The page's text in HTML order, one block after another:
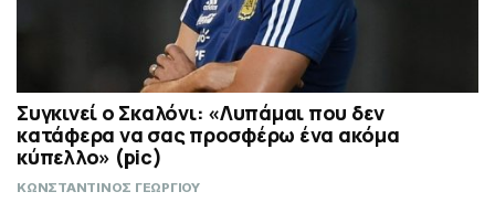
Συγκινεί ο Σκαλόνι: «Λυπάμαι που δεν
κατάφερα να σας προσφέρω ένα ακόμα
κύπελλο» (pic)
ΚΩΝΣΤΑΝΤΙΝΟΣ ΓΕΩΡΓΙΟΥ